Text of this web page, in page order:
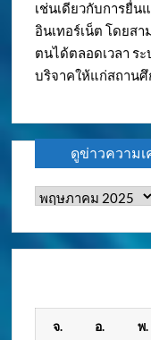
เช่นเดียวกับการยื่น
อินเทอร์เน็ต โดยส
ตนได้ตลอดเวลา ร
บริจาคให้แก่สถานศึ
ดูข่าวความ
ดู
กิจกรรม
ย้อนจ. อ. พ.